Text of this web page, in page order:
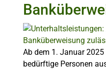
Ab dem 1. Januar
bedürftige Personen